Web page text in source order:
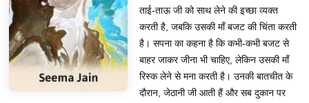
ताई-ताऊ जी को साथ लेने की इच्छा व्यक्त
करती है, जबकि उसकी माँ बजट की चिंता करती
है। सपना का कहना है कि कभी-कभी बजट से
बाहर जाकर जीना भी चाहिए, लेकिन उसकी माँ
रिस्क लेने से मना करती है। उनकी बातचीत के
दौरान, जेठानी जी आती हैं और सब दुकान पर